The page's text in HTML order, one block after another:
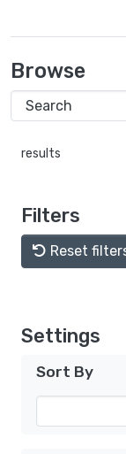
Browse
results
Filters
Reset
Settings
Sort By